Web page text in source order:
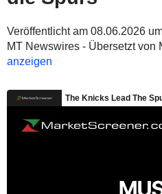
Veröffentlicht am 08.06.2026
MT Newswires - Übersetzt von
anzeigen